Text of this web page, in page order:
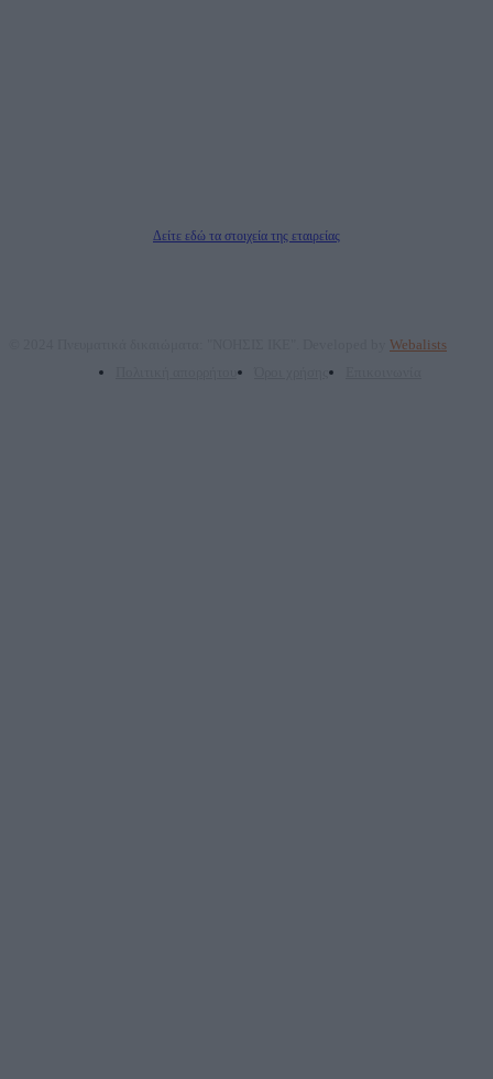
Δείτε εδώ τα στοιχεία της εταιρείας
Webalists